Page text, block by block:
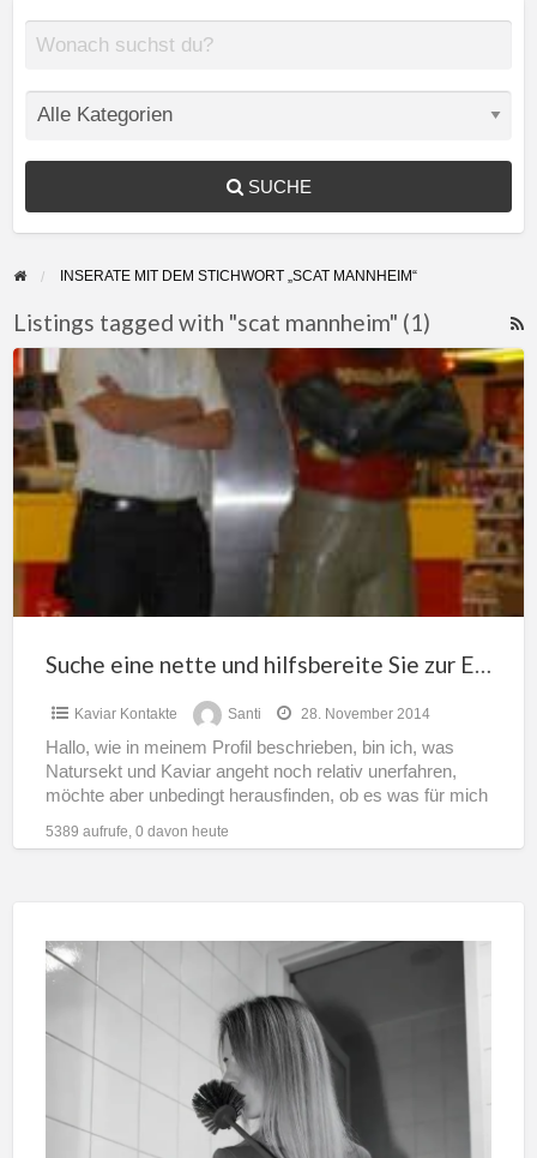
SUCHE
INSERATE MIT DEM STICHWORT „SCAT MANNHEIM“
Listings tagged with "scat mannheim" (1)
Suche
eine
nette
und
hilfsbereite
zur
Einführung
Suche eine nette und hilfsbereite Sie zur Einführung
Kaviar Kontakte Santi 28. November 2014
Hallo, wie in meinem Profil beschrieben, bin ich, was
Natursekt und Kaviar angeht noch relativ unerfahren,
möchte aber unbedingt herausfinden, ob es was für mich
5389 aufrufe, 0 davon heute